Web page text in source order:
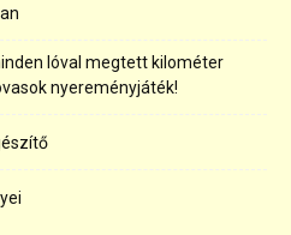
lóval megtett kilométer
nyereményjáték!